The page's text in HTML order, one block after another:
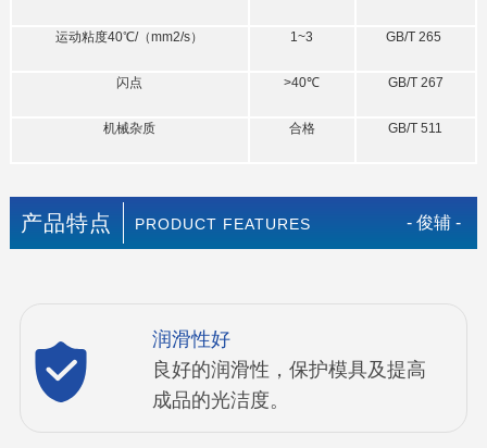
运动粘度40℃/（mm2/s） 1~3 GB/T 265
闪点 >40℃ GB/T 267
机械杂质 合格 GB/T 511
产品特点 PRODUCT FEATURES - 俊辅 -
润滑性好
良好的润滑性，保护模具及提高
成品的光洁度。